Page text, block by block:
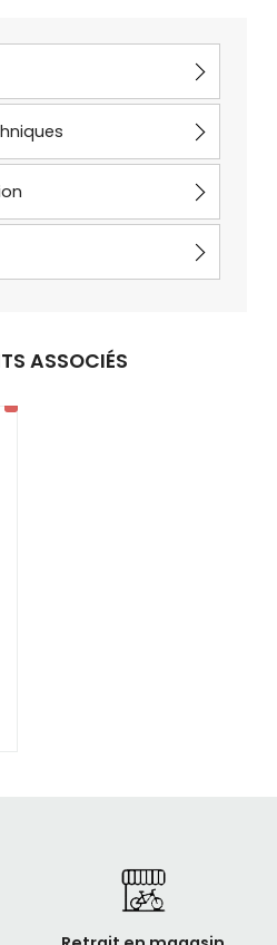
ASSOCIÉS